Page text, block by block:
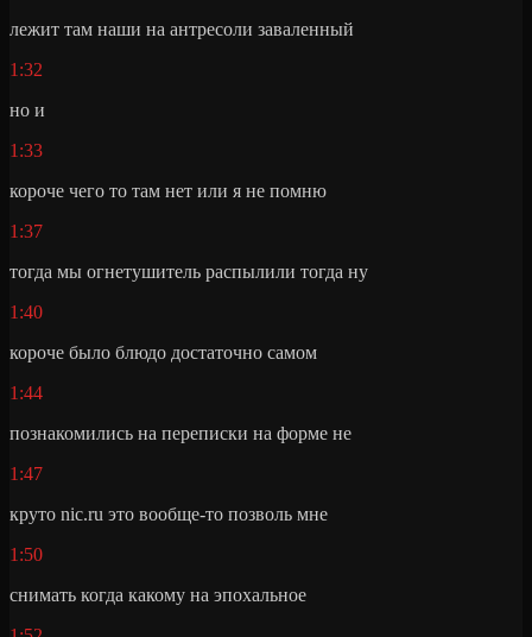
лежит там наши на антресоли заваленный
1:32
но и
1:33
короче чего то там нет или я не помню
1:37
тогда мы огнетушитель распылили тогда ну
1:40
короче было блюдо достаточно самом
1:44
познакомились на переписки на форме не
1:47
круто nic.ru это вообще-то позволь мне
1:50
снимать когда какому на эпохальное